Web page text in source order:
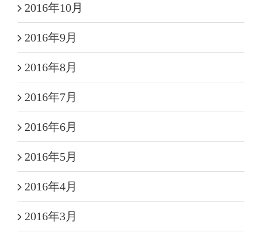
2016年10月
2016年9月
2016年8月
2016年7月
2016年6月
2016年5月
2016年4月
2016年3月